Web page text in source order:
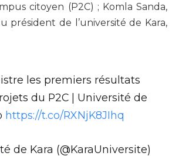
citoyen (P2C) ; Komla Sanda,
président de l’université de Kara,
les premiers résultats
du P2C | Université de
https://t.co/RXNjK8JIhq
de Kara (@KaraUniversite)